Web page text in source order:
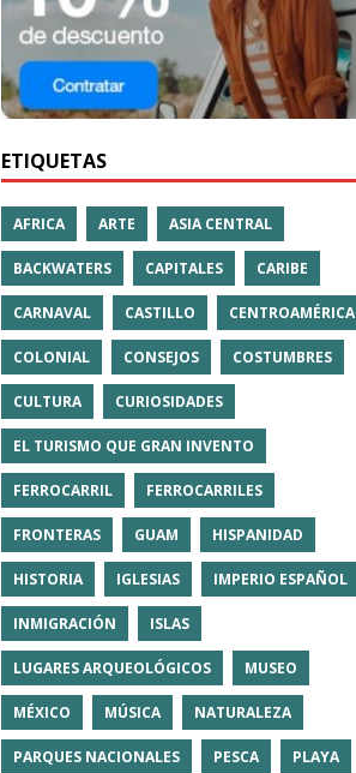
ETIQUETAS
AFRICA ARTE ASIA CENTRAL
BACKWATERS CAPITALES CARIBE
CARNAVAL CASTILLO CENTROAMÉRICA
COLONIAL CONSEJOS COSTUMBRES
CULTURA CURIOSIDADES
EL TURISMO QUE GRAN INVENTO
FERROCARRIL FERROCARRILES
FRONTERAS GUAM HISPANIDAD
HISTORIA IGLESIAS IMPERIO ESPAÑOL
INMIGRACIÓN ISLAS
LUGARES ARQUEOLÓGICOS MUSEO
MÉXICO MÚSICA NATURALEZA
PARQUES NACIONALES PESCA PLAYA